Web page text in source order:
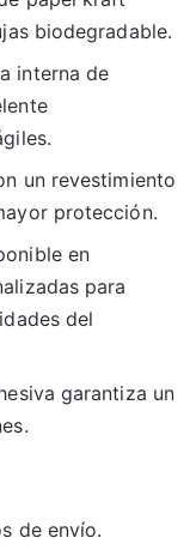
biodegradable.
interna de
un revestimiento
protección.
en
para
del
garantiza un
de envío.